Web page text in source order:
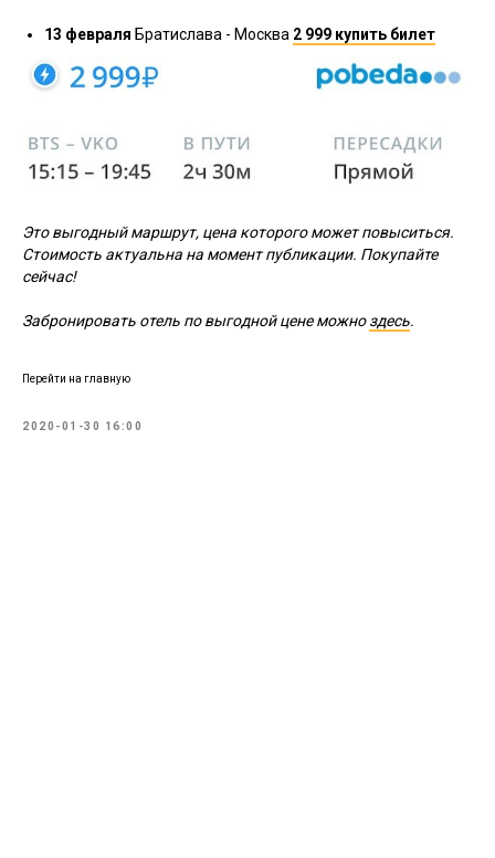
13 февраля Братислава - Москва 2 999 купить билет
Это выгодный маршрут, цена которого может повыситься.
Стоимость актуальна на момент публикации. Покупайте
сейчас!
Забронировать отель по выгодной цене можноздесь.
Перейти на главную
2020-01-30 16:00